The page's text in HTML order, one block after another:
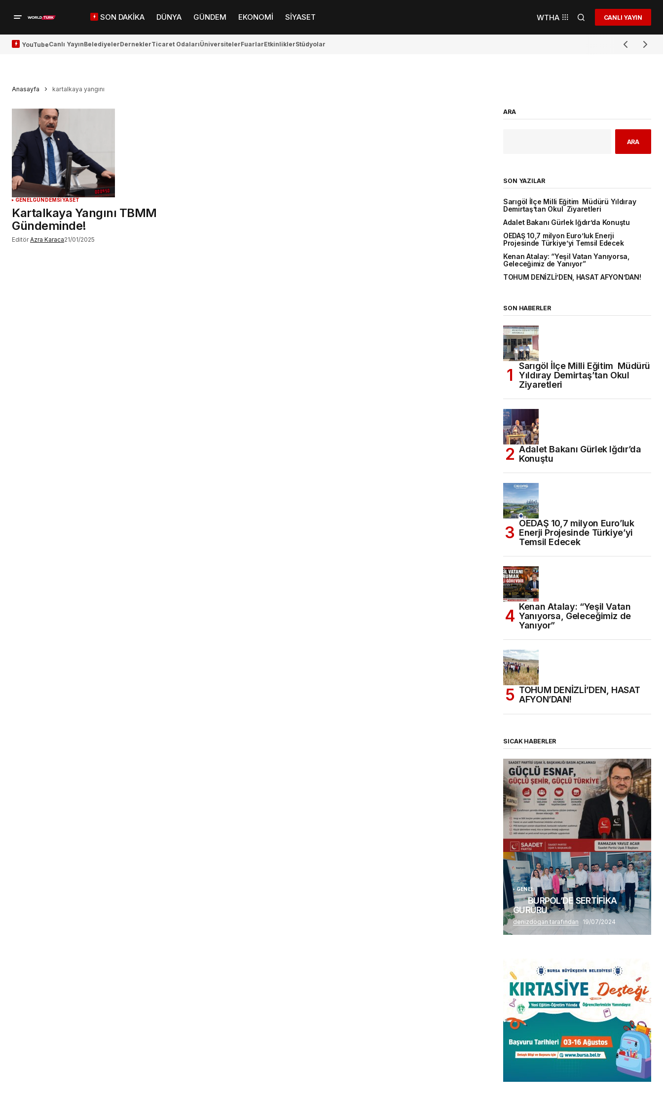
SON DAKİKA DÜNYA GÜNDEM EKONOMİ SİYASET WTHA CANLI YAYIN
YouTubeCanlı YayınBelediyelerDerneklerTicaret OdalarıÜniversitelerFuarlarEtkinliklerStüdyolar
Anasayfa kartalkaya yangını
GENELGÜNDEMSİYASET
Kartalkaya Yangını TBMM
Gündeminde!
Editör Azra Karaca21/01/2025
ARA
ARA
SON YAZILAR
Sarıgöl İlçe Milli Eğitim Müdürü Yıldıray
Demirtaş’tan Okul Ziyaretleri
Adalet Bakanı Gürlek Iğdır’da Konuştu
OEDAŞ 10,7 milyon Euro’luk Enerji
Projesinde Türkiye’yi Temsil Edecek
Kenan Atalay: “Yeşil Vatan Yanıyorsa,
Geleceğimiz de Yanıyor”
TOHUM DENİZLİ’DEN, HASAT AFYON’DAN!
SON HABERLER
Sarıgöl İlçe Milli Eğitim Müdürü
Yıldıray Demirtaş’tan Okul
Ziyaretleri
Adalet Bakanı Gürlek Iğdır’da
Konuştu
OEDAŞ 10,7 milyon Euro’luk
Enerji Projesinde Türkiye’yi
Temsil Edecek
Kenan Atalay: “Yeşil Vatan
Yanıyorsa, Geleceğimiz de
Yanıyor”
TOHUM DENİZLİ’DEN, HASAT
AFYON’DAN!
SICAK HABERLER
(başlıksız)
Alaattin Karahan tarafından 14/07/2026
GENEL
BURPOL’DE SERTİFİKA
GURURU
denizdogan tarafından 19/07/2024